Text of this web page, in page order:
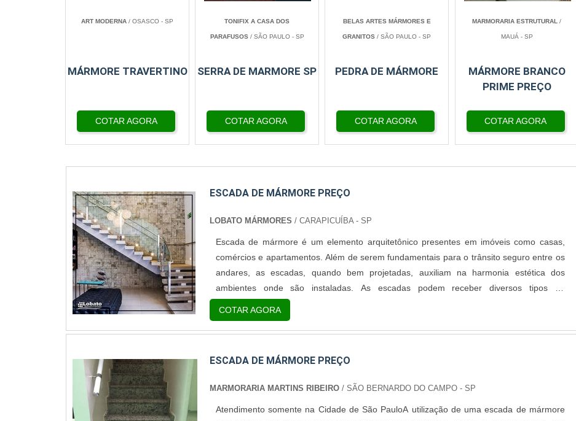
ART MODERNA / OSASCO - SP
MÁRMORE TRAVERTINO
COTAR AGORA
TONIFIX A CASA DOS
PARAFUSOS/ SÃO PAULO - SP
SERRA DE MARMORE SP
COTAR AGORA
BELAS ARTES MÁRMORES E
GRANITOS / SÃO PAULO - SP
PEDRA DE MÁRMORE
COTAR AGORA
MARMORARIA ESTRUTURAL /
MAUÁ - SP
MÁRMORE BRANCO
PRIME PREÇO
COTAR AGORA
ESCADA DE MÁRMORE PREÇO
LOBATO MÁRMORES / CARAPICUÍBA - SP
Escada de mármore é um elemento arquitetônico presentes em imóveis como casas,
comércios e apartamentos. Além de serem fundamentais para o trânsito seguro entre os
andares, as escadas, quando bem projetadas, auxiliam na harmonia estética dos
ambientes onde são instaladas. As escadas podem receber diversos tipos de
revestimentos, entre eles o mármore, pedra natural muito prestigiada por designers de
interiores, decoradores e arquitetos, ...
COTAR AGORA
ESCADA DE MÁRMORE PREÇO
MARMORARIA MARTINS RIBEIRO / SÃO BERNARDO DO CAMPO - SP
Atendimento somente na Cidade de São PauloA utilização de uma escada de mármore